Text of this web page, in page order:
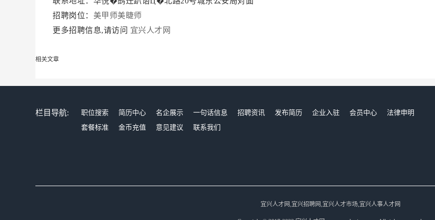
招聘岗位： 美甲师美睫师
更多招聘信息,请访问 宜兴人才网
相关文章
栏目导航: 职位搜索 简历中心 名企展示 一句话信息 招聘资讯 发布简历 企业入驻 会员中心
法律申明
套餐标准
金币充值 意见建议 联系我们
宜兴人才网,宜兴招聘网,宜兴人才市场,宜兴人事人才网